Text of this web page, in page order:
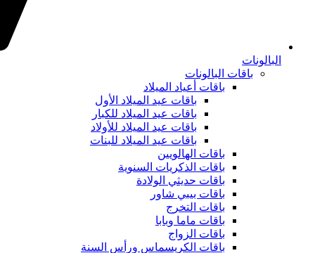
البالونات
باقات البالونات
باقات أعياد الميلاد
باقات عيد الميلاد الأول
باقات عيد الميلاد للكبار
باقات عيد الميلاد للأولاد
باقات عيد الميلاد للبنات
باقات الهالويين
باقات الذكريات السنوية
باقات حديثي الولادة
باقات بيبي شاور
باقات التخرج
باقات ماما وبابا
باقات الزواج
باقات الكريسماس ورأس السنة